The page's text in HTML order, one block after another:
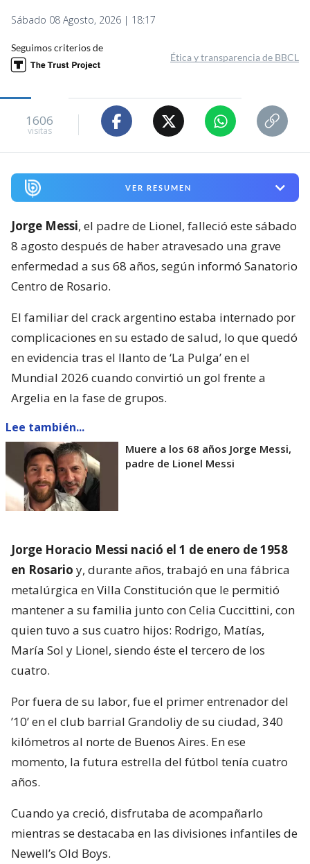
Sábado 08 Agosto, 2026 | 18:17
Seguimos criterios de
Ética y transparencia de BBCL
1606
visitas
VER RESUMEN
Jorge Messi, el padre de Lionel, falleció este sábado
8 agosto después de haber atravesado una grave
enfermedad a sus 68 años, según informó Sanatorio
Centro de Rosario.
El familiar del crack argentino estaba internado por
complicaciones en su estado de salud, lo que quedó
en evidencia tras el llanto de ‘La Pulga’ en el
Mundial 2026 cuando convirtió un gol frente a
Argelia en la fase de grupos.
Lee también...
Muere a los 68 años Jorge Messi,
padre de Lionel Messi
Jorge Horacio Messi nació el 1 de enero de 1958
en Rosario y, durante años, trabajó en una fábrica
metalúrgica en Villa Constitución que le permitió
mantener a su familia junto con Celia Cuccittini, con
quien tuvo a sus cuatro hijos: Rodrigo, Matías,
María Sol y Lionel, siendo éste el tercero de los
cuatro.
Por fuera de su labor, fue el primer entrenador del
’10’ en el club barrial Grandoliy de su ciudad, 340
kilómetros al norte de Buenos Aires. En ese
momento, la futura estrella del fútbol tenía cuatro
años.
Cuando ya creció, disfrutaba de acompañarlo
mientras se destacaba en las divisiones infantiles de
Newell’s Old Boys.